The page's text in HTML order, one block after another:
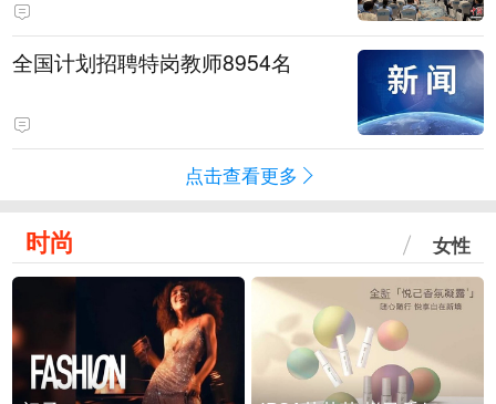
全国计划招聘特岗教师8954名
点击查看更多
时尚 女性